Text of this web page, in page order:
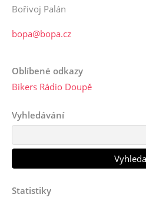
Bořivoj Palán
bopa@bopa.cz
Oblíbené odkazy
Bikers Rádio Doupě
Vyhledávání
Statistiky